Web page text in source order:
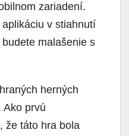
zariadení.
v stiahnutí
malašenie s
herných
Ako prvú
že táto hra bola